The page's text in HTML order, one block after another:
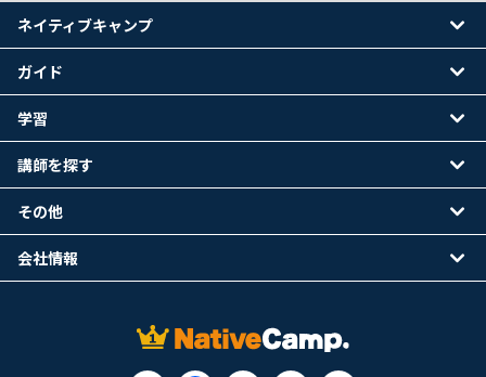
ネイティブキャンプ
ガイド
学習
講師を探す
その他
会社情報